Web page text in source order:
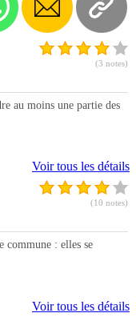
(3 notes)
au moins une partie des
Voir tous les détails
(10 notes)
commune : elles se
Voir tous les détails